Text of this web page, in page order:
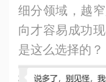
细分领域，越
向才容易成功
是这么选择的？